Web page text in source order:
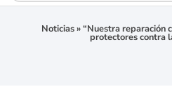
Noticias»“Nuestra reparación
protectores contra